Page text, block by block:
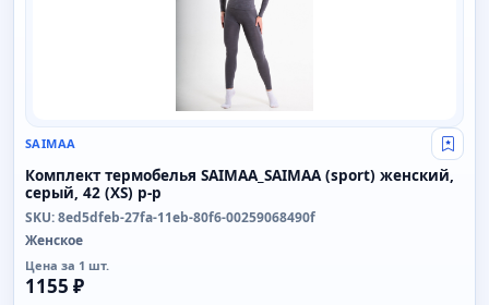
SAIMAA Свой
Комплект термобелья SAIMAA_SAIMAA (sport) женский,
серый, 42 (XS) р-р
SKU: 8ed5dfeb-27fa-11eb-80f6-00259068490f
Женское
Цена за 1 шт.
1155 ₽